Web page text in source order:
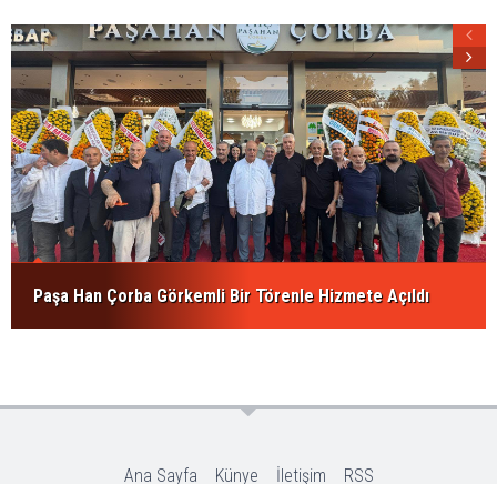
Paşa Han Çorba Görkemli Bir Törenle Hizmete Açıldı
Ana Sayfa Künye İletişim RSS